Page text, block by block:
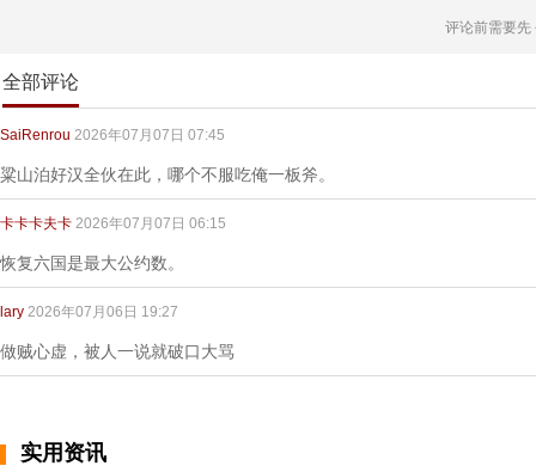
评论前需要先
全部评论
SaiRenrou 2026年07月07日 07:45
粱山泊好汉全伙在此，哪个不服吃俺一板斧。
卡卡卡夫卡 2026年07月07日 06:15
恢复六国是最大公约数。
lary 2026年07月06日 19:27
做贼心虚，被人一说就破口大骂
实用资讯